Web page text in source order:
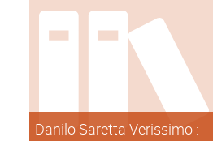
Danilo Saretta Verissimo :